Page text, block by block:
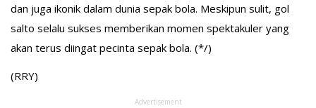
dan juga ikonik dalam dunia sepak bola. Meskipun sulit, gol
salto selalu sukses memberikan momen spektakuler yang
akan terus diingat pecinta sepak bola. (*/)
(RRY)
Advertisement